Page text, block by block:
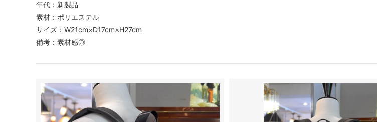
年代：新製品
素材：ポリエステル
サイズ：W21cm×D17cm×H27cm
備考：素材感◎